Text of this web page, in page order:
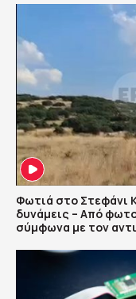
Φωτιά στο Στεφάνι
δυνάμεις – Από
σύμφωνα με τον